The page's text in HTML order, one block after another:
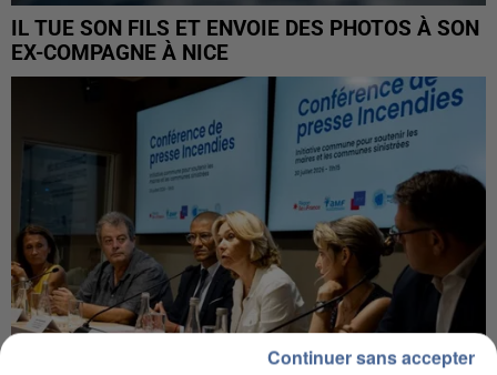
IL TUE SON FILS ET ENVOIE DES PHOTOS À SON
EX-COMPAGNE À NICE
Continuer sans accepter